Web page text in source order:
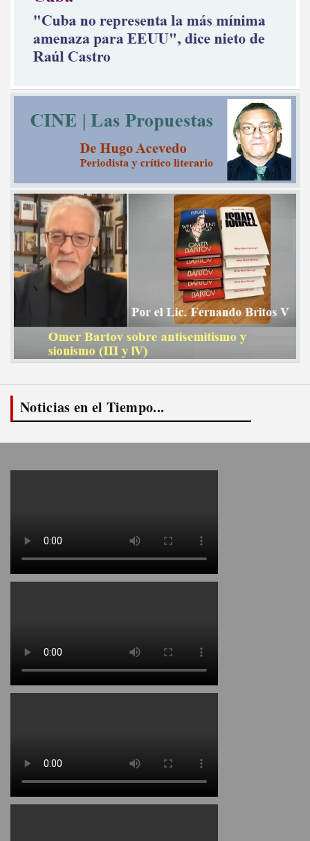
Noticias en el Tiempo...